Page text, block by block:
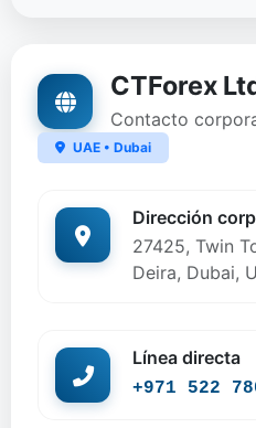
CTForex
Contacto
UAE • Dubai
Dirección
27425, Twin
Deira, Dubai,
Línea directa
+971 522